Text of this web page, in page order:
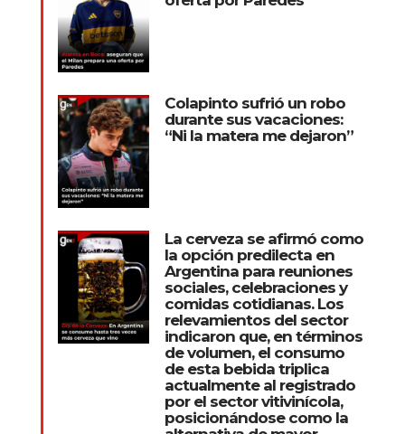
Colapinto sufrió un robo
durante sus vacaciones:
“Ni la matera me dejaron”
La cerveza se afirmó como
la opción predilecta en
Argentina para reuniones
sociales, celebraciones y
comidas cotidianas. Los
relevamientos del sector
indicaron que, en términos
de volumen, el consumo
de esta bebida triplica
actualmente al registrado
por el sector vitivinícola,
posicionándose como la